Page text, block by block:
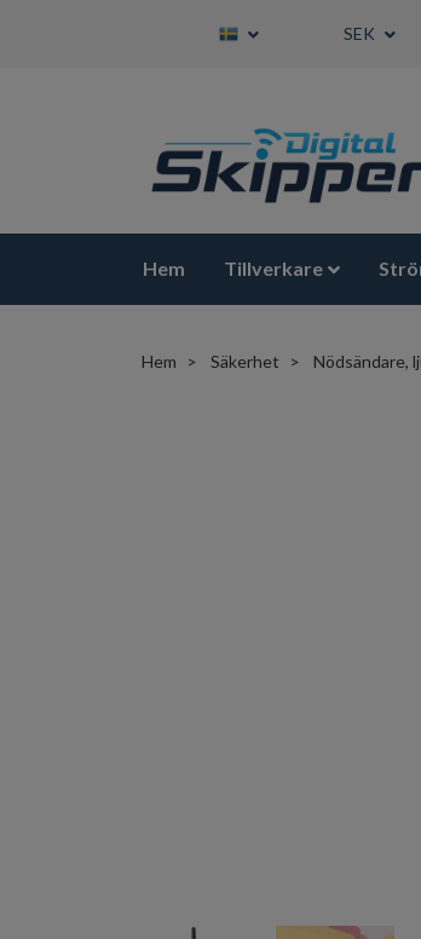
SEK
Hem Tillverkare
Hem Säkerhet Nödsändare,